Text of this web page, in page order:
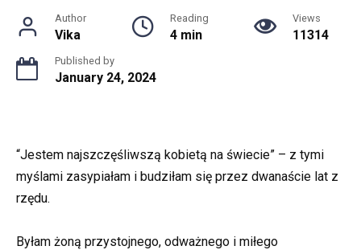
Author
Vika
Reading
4 min
Views
11314
Published by
January 24, 2024
“Jestem najszczęśliwszą kobietą na świecie” – z tymi
myślami zasypiałam i budziłam się przez dwanaście lat z
rzędu.
Byłam żoną przystojnego, odważnego i miłego